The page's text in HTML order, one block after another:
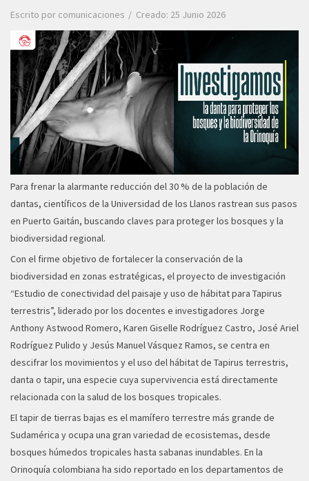
Escrito por comunicaciones Creado: 25 Junio 2026
Para frenar la alarmante reducción del 30 % de la población de
dantas, científicos de la Universidad de los Llanos rastrean sus pasos
en Puerto Gaitán, buscando claves para proteger los bosques y la
biodiversidad regional.
Con el firme objetivo de fortalecer la conservación de la
biodiversidad en zonas estratégicas, el proyecto de investigación
“Estudio de conectividad del paisaje y uso de hábitat para Tapirus
terrestris”, liderado por los docentes e investigadores Jorge
Anthony Astwood Romero, Karen Giselle Rodríguez Castro, José Ariel
Rodríguez Pulido y Jesús Manuel Vásquez Ramos, se centra en
descifrar los movimientos y el uso del hábitat de Tapirus terrestris,
danta o tapir, una especie cuya supervivencia está directamente
relacionada con la salud de los bosques tropicales.
El tapir de tierras bajas es el mamífero terrestre más grande de
Sudamérica y ocupa una gran variedad de ecosistemas, desde
bosques húmedos tropicales hasta sabanas inundables. En la
Orinoquía colombiana ha sido reportado en los departamentos de